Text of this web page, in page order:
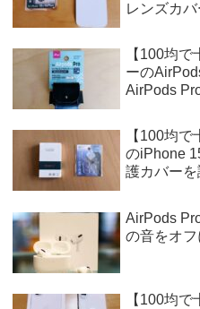
レンズカ
【100均
ーの
AirPods
【100均
のiPhone
護カバーを
AirPods
の音をオ
【100均